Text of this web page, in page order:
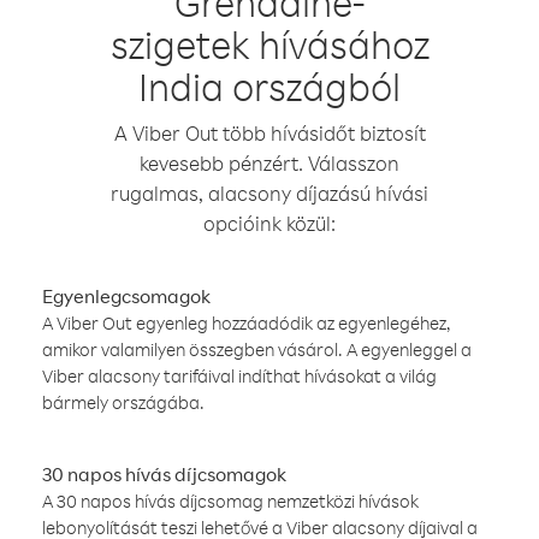
szigetek hívásához
India országból
A Viber Out több hívásidőt biztosít
kevesebb pénzért. Válasszon
rugalmas, alacsony díjazású hívási
opcióink közül:
Egyenlegcsomagok
A Viber Out egyenleg hozzáadódik az egyenlegéhez,
amikor valamilyen összegben vásárol. A egyenleggel a
Viber alacsony tarifáival indíthat hívásokat a világ
bármely országába.
30 napos hívás díjcsomagok
A 30 napos hívás díjcsomag nemzetközi hívások
lebonyolítását teszi lehetővé a Viber alacsony díjaival a